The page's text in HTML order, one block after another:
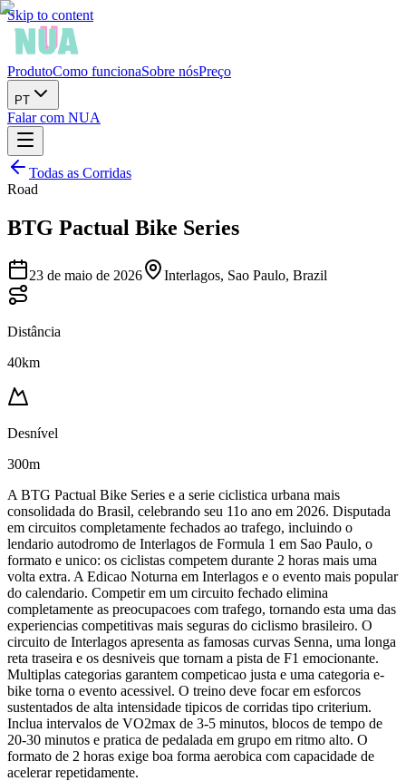
Skip to content
ProdutoComo funcionaSobre nósPreço
PT
Falar com NUA
Todas as Corridas
Road
BTG Pactual Bike Series
23 de maio de 2026 Interlagos, Sao Paulo, Brazil
Distância
40km
Desnível
300m
A BTG Pactual Bike Series e a serie ciclistica urbana mais
consolidada do Brasil, celebrando seu 11o ano em 2026. Disputada
em circuitos completamente fechados ao trafego, incluindo o
lendario autodromo de Interlagos de Formula 1 em Sao Paulo, o
formato e unico: os ciclistas competem durante 2 horas mais uma
volta extra. A Edicao Noturna em Interlagos e o evento mais popular
do calendario. Competir em um circuito fechado elimina
completamente as preocupacoes com trafego, tornando esta uma das
experiencias competitivas mais seguras do ciclismo brasileiro. O
circuito de Interlagos apresenta as famosas curvas Senna, uma longa
reta traseira e os desniveis que tornam a pista de F1 emocionante.
Multiplas categorias garantem competicao justa e uma categoria e-
bike torna o evento acessivel. O treino deve focar em esforcos
sustentados de alta intensidade tipicos de corridas tipo criterium.
Inclua intervalos de VO2max de 3-5 minutos, blocos de tempo de
20-30 minutos e pratica de pedalada em grupo em ritmo alto. O
formato de 2 horas exige boa forma aerobica com capacidade de
acelerar repetidamente.